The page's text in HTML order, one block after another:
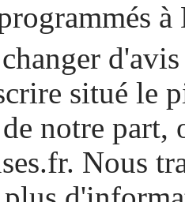
situé le
notre part,
Nous